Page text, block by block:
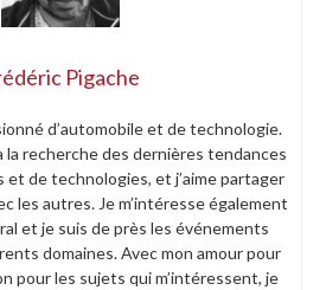
Pigache
d’automobile et de technologie.
la recherche des dernières tendances
de technologies, et j’aime partager
les autres. Je m’intéresse également
et je suis de près les événements
domaines. Avec mon amour pour
pour les sujets qui m’intéressent, je